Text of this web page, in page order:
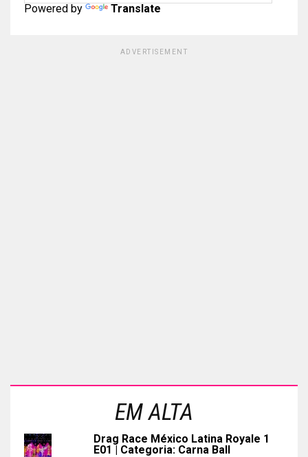
Powered by Translate
ADVERTISEMENT
EM ALTA
Drag Race México Latina Royale 1
E01 | Categoria: Carna Ball